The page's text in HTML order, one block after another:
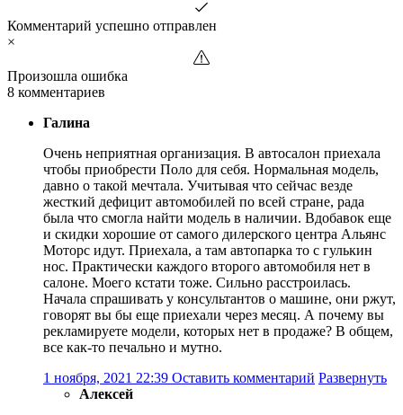
Комментарий успешно отправлен
×
Произошла ошибка
8 комментариев
Галина
Очень неприятная организация. В автосалон приехала
чтобы приобрести Поло для себя. Нормальная модель,
давно о такой мечтала. Учитывая что сейчас везде
жесткий дефицит автомобилей по всей стране, рада
была что смогла найти модель в наличии. Вдобавок еще
и скидки хорошие от самого дилерского центра Альянс
Моторс идут. Приехала, а там автопарка то с гулькин
нос. Практически каждого второго автомобиля нет в
салоне. Моего кстати тоже. Сильно расстроилась.
Начала спрашивать у консультантов о машине, они ржут,
говорят вы бы еще приехали через месяц. А почему вы
рекламируете модели, которых нет в продаже? В общем,
все как-то печально и мутно.
1 ноября, 2021 22:39 Оставить комментарий Развернуть
Алексей